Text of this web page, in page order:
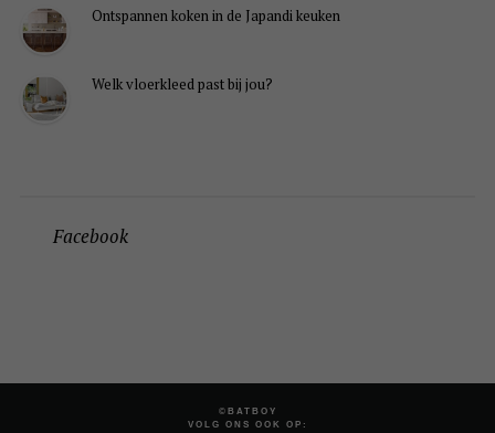
Ontspannen koken in de Japandi keuken
Welk vloerkleed past bij jou?
Facebook
©BATBOY
VOLG ONS OOK OP: